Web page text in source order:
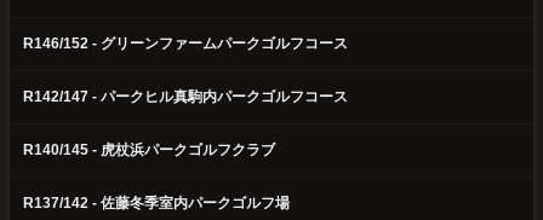
R146/152 - グリーンファームパークゴルフコース
R142/147 - パークヒル真駒内パークゴルフコース
R140/145 - 虎杖浜パークゴルフクラブ
R137/142 - 佐藤冬季室内パークゴルフ場